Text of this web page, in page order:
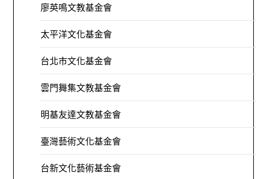
廖英鳴文教基金會
太平洋文化基金會
台北市文化基金會
雲門舞集文教基金會
明基友達文教基金會
臺灣藝術文化基金會
台新文化藝術基金會